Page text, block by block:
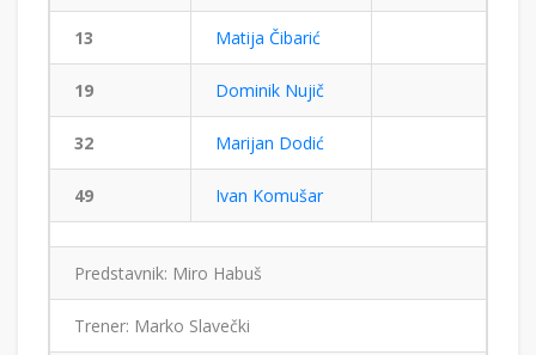
13 Matija Čibarić
19 Dominik Nujič
32 Marijan Dodić
49 Ivan Komušar
Predstavnik: Miro Habuš
Trener: Marko Slavečki